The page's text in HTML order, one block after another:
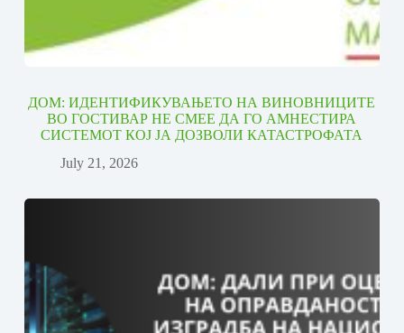
ДОМ: ИДЕНТИФИКУВАЊЕТО НА ВИНОВНИЦИТЕ
ВО ГОСТИВАР НЕ СМЕЕ ДА ГО АМНЕСТИРА
СИСТЕМОТ КОЈ ЈА ДОЗВОЛИ КАТАСТРОФАТА
July 21, 2026